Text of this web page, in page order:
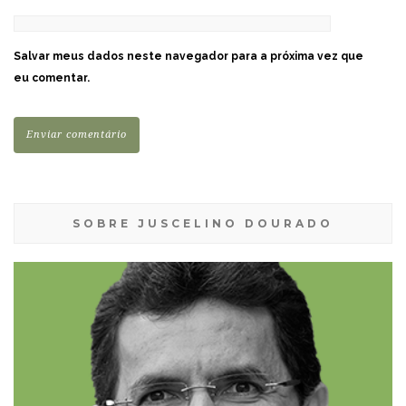
Salvar meus dados neste navegador para a próxima vez que
eu comentar.
SOBRE JUSCELINO DOURADO